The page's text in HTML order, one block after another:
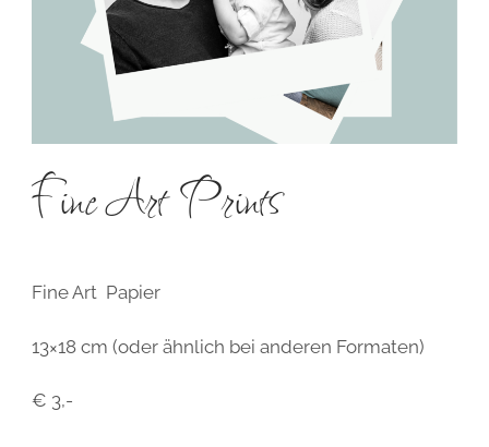
Fine Art Prints​
Fine Art Papier
13×18 cm (oder ähnlich bei anderen Formaten)
€ 3,-